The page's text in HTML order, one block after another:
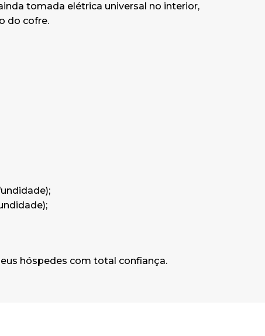
tomada elétrica universal no interior,
do cofre.
hóspedes com total confiança.